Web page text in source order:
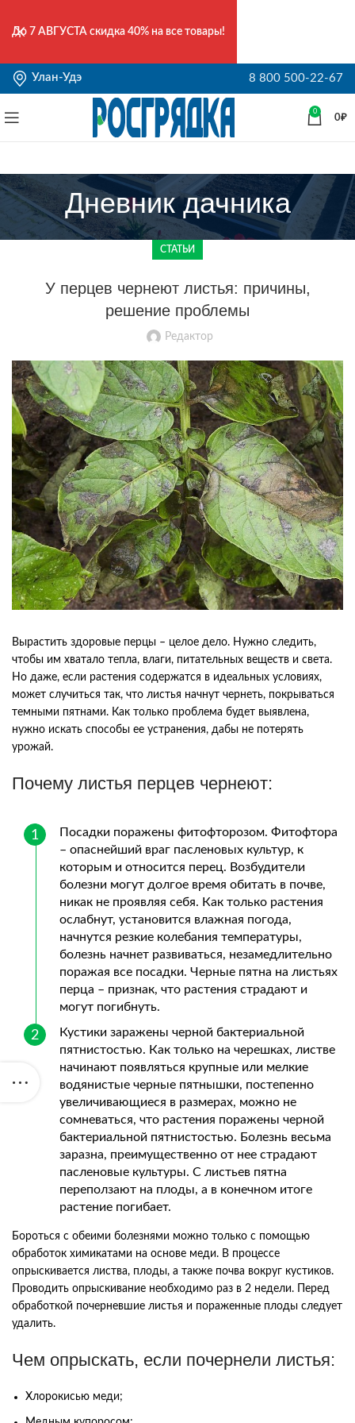
Улан-Удэ 8 800 500-22-67
0
0₽
Дневник дачника
СТАТЬИ
У перцев чернеют листья: причины,
решение проблемы
Редактор
Вырастить здоровые перцы – целое дело. Нужно следить,
чтобы им хватало тепла, влаги, питательных веществ и света.
Но даже, если растения содержатся в идеальных условиях,
может случиться так, что листья начнут чернеть, покрываться
темными пятнами. Как только проблема будет выявлена,
нужно искать способы ее устранения, дабы не потерять
урожай.
Почему листья перцев чернеют:
Посадки поражены фитофторозом. Фитофтора
– опаснейший враг пасленовых культур, к
которым и относится перец. Возбудители
болезни могут долгое время обитать в почве,
никак не проявляя себя. Как только растения
ослабнут, установится влажная погода,
начнутся резкие колебания температуры,
болезнь начнет развиваться, незамедлительно
поражая все посадки. Черные пятна на листьях
перца – признак, что растения страдают и
могут погибнуть.
Кустики заражены черной бактериальной
пятнистостью. Как только на черешках, листве
начинают появляться крупные или мелкие
водянистые черные пятнышки, постепенно
увеличивающиеся в размерах, можно не
сомневаться, что растения поражены черной
бактериальной пятнистостью. Болезнь весьма
заразна, преимущественно от нее страдают
пасленовые культуры. С листьев пятна
переползают на плоды, а в конечном итоге
растение погибает.
Бороться с обеими болезнями можно только с помощью
обработок химикатами на основе меди. В процессе
опрыскивается листва, плоды, а также почва вокруг кустиков.
Проводить опрыскивание необходимо раз в 2 недели. Перед
обработкой почерневшие листья и пораженные плоды следует
удалить.
Чем опрыскать, если почернели листья:
Хлорокисью меди;
До 7 АВГУСТА скидка 40% на все товары!